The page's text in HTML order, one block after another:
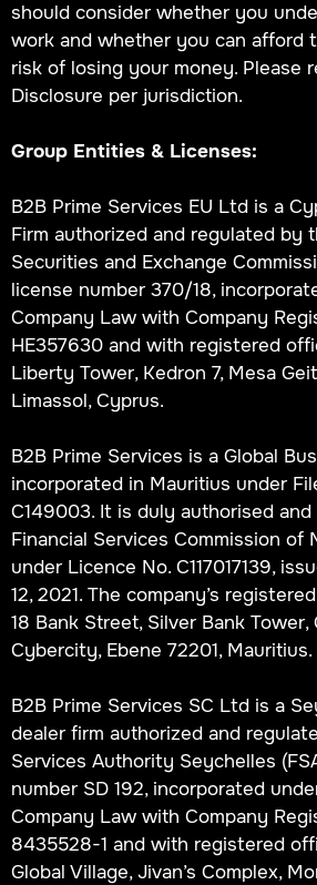
should consider whether you
work and whether you can afford
risk of losing your money. Please
Disclosure per jurisdiction.
Group Entities & Licenses:
B2B Prime Services EU Ltd is a
Firm authorized and regulated by
Securities and Exchange
license number 370/18,
Company Law with Company
HE357630 and with registered
Liberty Tower, Kedron 7, Mesa
Limassol, Cyprus.
B2B Prime Services is a Global
incorporated in Mauritius under
C149003. It is duly authorised
Financial Services Commission of
under Licence No. C117017139,
12, 2021. The company’s
18 Bank Street, Silver Bank Tower,
Cybercity, Ebene 72201, Mauritius.
B2B Prime Services SC Ltd is a
dealer firm authorized and
Services Authority Seychelles
number SD 192, incorporated
Company Law with Company
8435528-1 and with registered
Global Village, Jivan’s Complex,